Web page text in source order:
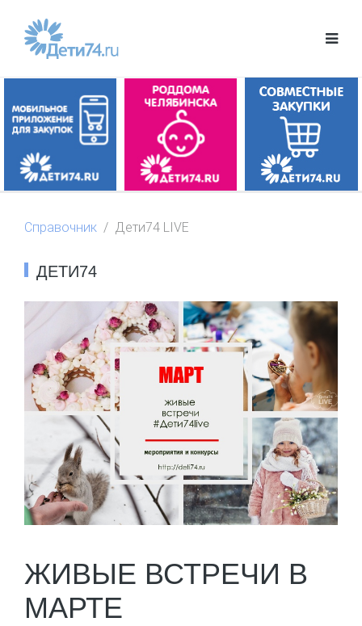
Справочник Дети74 LIVE
ДЕТИ74
ЖИВЫЕ ВСТРЕЧИ В
МАРТЕ